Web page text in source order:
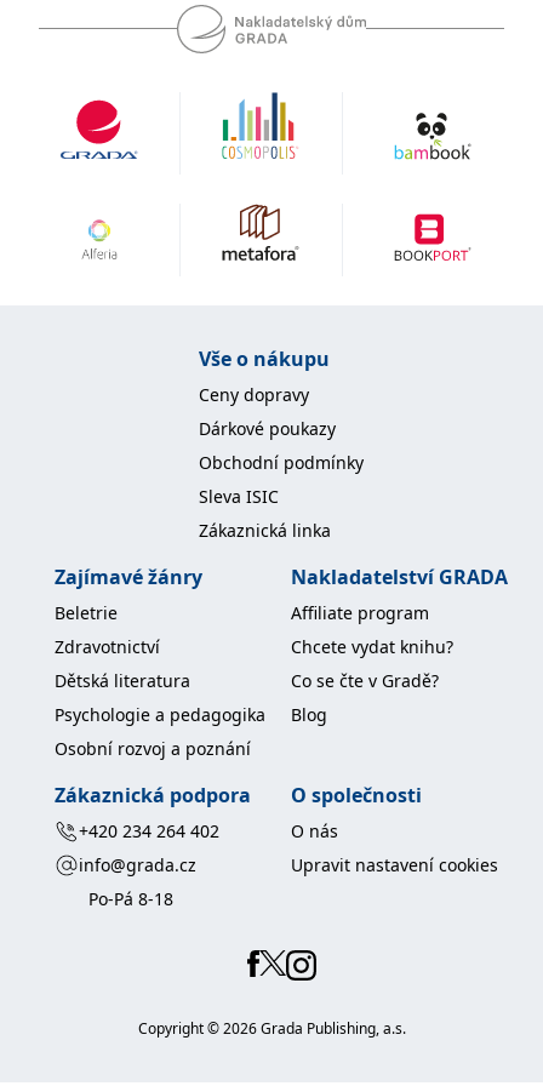
Vše o nákupu
Ceny dopravy
Dárkové poukazy
Obchodní podmínky
Sleva ISIC
Zákaznická linka
Zajímavé žánry
Beletrie
Zdravotnictví
Dětská literatura
Psychologie a pedagogika
Osobní rozvoj a poznání
Nakladatelství GRADA
Affiliate program
Chcete vydat knihu?
Co se čte v Gradě?
Blog
Zákaznická podpora
+420 234 264 402
info@grada.cz
Po-Pá 8-18
O společnosti
O nás
Upravit nastavení cookies
Copyright ©2026Grada Publishing, a.s.